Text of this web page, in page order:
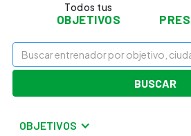
Todos tus
OBJETIVOS
OBJETIVOS